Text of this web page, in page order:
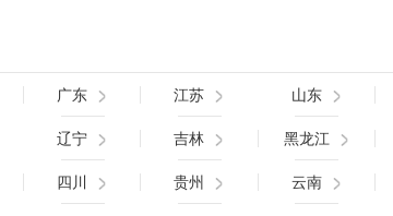
广东 江苏 山东
辽宁 吉林 黑龙江
四川 贵州 云南